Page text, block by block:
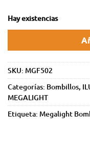
Hay existencias
SKU: MGF502
Categorías: Bombillos,
MEGALIGHT
Etiqueta: Megalight